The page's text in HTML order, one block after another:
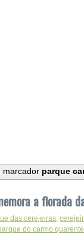
marcador parque
a florada
das cerejeiras
do carmo